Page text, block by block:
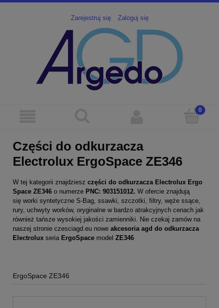
Zarejestruj się Zaloguj się
Części do odkurzacza
Electrolux ErgoSpace ZE346
W tej kategorii znajdziesz części do odkurzacza Electrolux Ergo
Space ZE346 o numerze PNC: 903151012. W ofercie znajdują
się worki syntetyczne S-Bag, ssawki, szczotki, filtry, węże ssące,
rury, uchwyty worków, oryginalne w bardzo atrakcyjnych cenach jak
również tańsze wysokiej jakości zamienniki. Nie czekaj zamów na
naszej stronie czesciagd.eu nowe akcesoria agd do odkurzacza
Electrolux seria ErgoSpace model ZE346
ErgoSpace ZE346